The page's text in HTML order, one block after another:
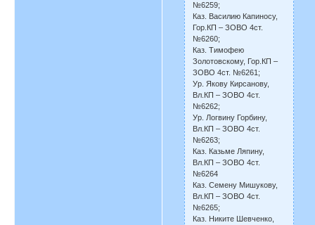
№6259;
Каз. Василию Капиносу,
Гор.КП – ЗОВО 4ст.
№6260;
Каз. Тимофею
Золотовскому, Гор.КП –
ЗОВО 4ст. №6261;
Ур. Якову Кирсанову,
Вл.КП – ЗОВО 4ст.
№6262;
Ур. Логвину Горбину,
Вл.КП – ЗОВО 4ст.
№6263;
Каз. Казьме Ляпину,
Вл.КП – ЗОВО 4ст.
№6264
Каз. Семену Мишукову,
Вл.КП – ЗОВО 4ст.
№6265;
Каз. Никите Шевченко,